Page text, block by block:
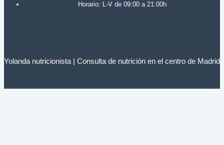
Horario: L-V de 09:00 a 21:00h
Yolanda nutricionista | Consulta de nutrición en el centro de Madrid